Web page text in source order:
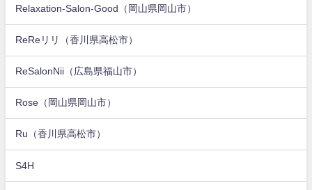
Relaxation-Salon-Good（岡山県岡山市）
ReReリリ（香川県高松市）
ReSalonNii（広島県福山市）
Rose（岡山県岡山市）
Ru（香川県高松市）
S4H